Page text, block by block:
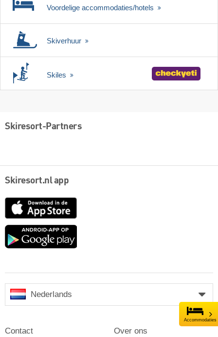
Accommodaties
Voordelige accommodaties/hotels
Skiverhuur
Skiles
Skiresort-Partners
Skiresort.nl app
App
Google
Nederlands
Contact Over ons